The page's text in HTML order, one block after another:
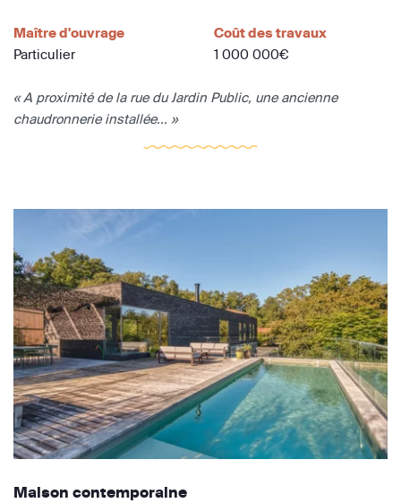
Maître d'ouvrage
Particulier
Coût des travaux
1 000 000€
« A proximité de la rue du Jardin Public, une ancienne
chaudronnerie installée... »
Maison contemporaine